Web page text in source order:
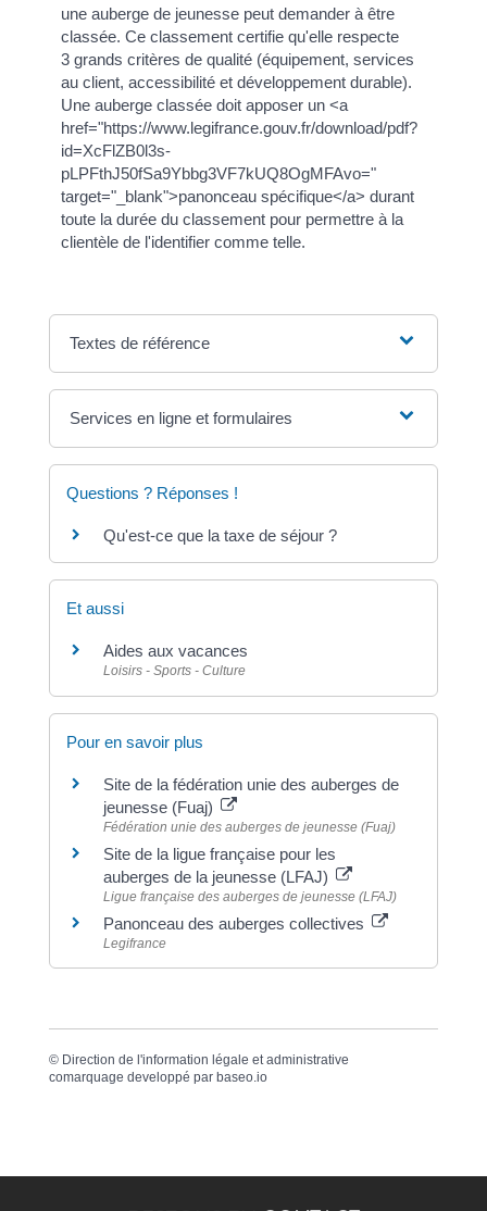
une auberge de jeunesse peut demander à être
classée. Ce classement certifie qu'elle respecte
3 grands critères de qualité (équipement, services
au client, accessibilité et développement durable).
Une auberge classée doit apposer un <a
href="https://www.legifrance.gouv.fr/download/pdf?
id=XcFlZB0l3s-
pLPFthJ50fSa9Ybbg3VF7kUQ8OgMFAvo="
target="_blank">panonceau spécifique</a> durant
toute la durée du classement pour permettre à la
clientèle de l'identifier comme telle.
Textes de référence
Services en ligne et formulaires
Questions ? Réponses !
Qu'est-ce que la taxe de séjour ?
Et aussi
Aides aux vacances
Loisirs - Sports - Culture
Pour en savoir plus
Site de la fédération unie des auberges de
jeunesse (Fuaj)
Fédération unie des auberges de jeunesse (Fuaj)
Site de la ligue française pour les
auberges de la jeunesse (LFAJ)
Ligue française des auberges de jeunesse (LFAJ)
Panonceau des auberges collectives
Legifrance
© Direction de l'information légale et administrative
comarquage developpé par baseo.io